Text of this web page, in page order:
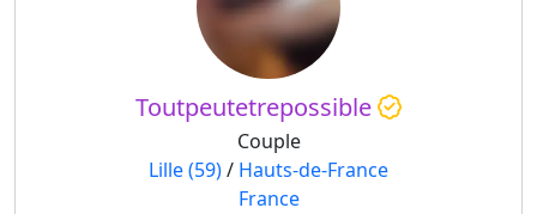
Toutpeutetrepossible
Couple
Lille (59)/ Hauts-de-France
France